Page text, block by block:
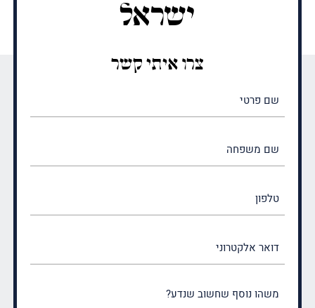
ישראל
צרו איתי קשר
(חובה)
(חובה)